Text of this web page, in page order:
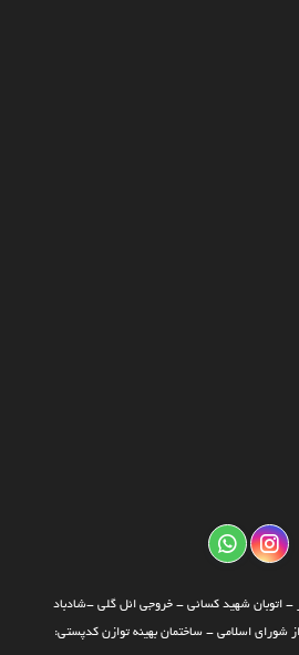
- اتوبان شهید کسائی - خروجی ائل گلی -شادباد
شورای اسلامی - ساختمان بهینه توازن کدپستی: